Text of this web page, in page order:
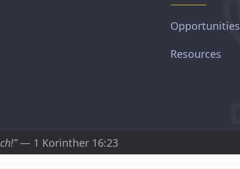
Opportunities
Resources
— 1 Korinther 16:23